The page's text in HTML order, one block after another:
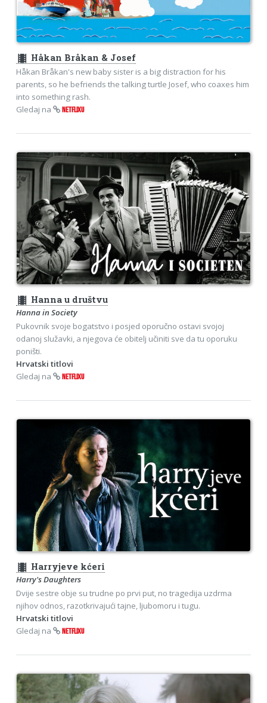
theaters Håkan Bråkan & Josef
Håkan Bråkan's new baby sister is a big distraction for his
parents, so he befriends the talking turtle Josef, who coaxes him
into something rash.
Gledaj na
NETFLIXU
theaters Hanna u društvu
Hanna in Society
Pukovnik svoje bogatstvo i posjed oporučno ostavi svojoj
odanoj služavki, a njegova će obitelj učiniti sve da tu oporuku
poništi.
Hrvatski titlovi
Gledaj na
NETFLIXU
theaters Harryjeve kćeri
Harry's Daughters
Dvije sestre obje su trudne po prvi put, no tragedija uzdrma
njihov odnos, razotkrivajući tajne, ljubomoru i tugu.
Hrvatski titlovi
Gledaj na
NETFLIXU